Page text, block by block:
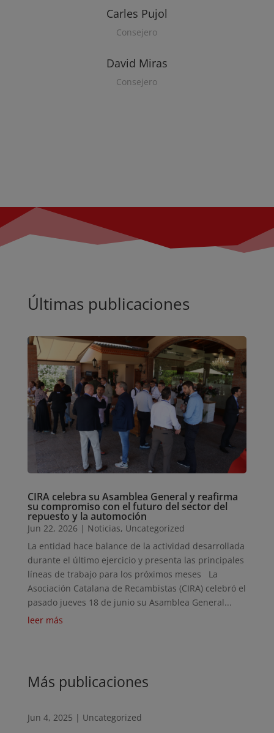
Carles Pujol
Consejero
David Miras
Consejero
Últimas publicaciones
CIRA celebra su Asamblea General y reafirma
su compromiso con el futuro del sector del
repuesto y la automoción
Jun 22, 2026 | Noticias, Uncategorized
La entidad hace balance de la actividad desarrollada
durante el último ejercicio y presenta las principales
líneas de trabajo para los próximos meses La
Asociación Catalana de Recambistas (CIRA) celebró el
pasado jueves 18 de junio su Asamblea General...
leer más
Más publicaciones
Jun 4, 2025 | Uncategorized